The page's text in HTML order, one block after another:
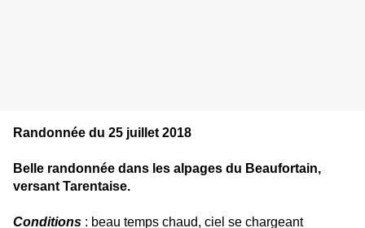
Randonnée du 25 juillet 2018
Belle randonnée dans les alpages du Beaufortain,
versant Tarentaise.
Conditions : beau temps chaud, ciel se chargeant